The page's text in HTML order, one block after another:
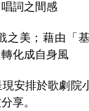
詞之間感
之美；藉由「
化成自身風
安排於歌劇院
享。